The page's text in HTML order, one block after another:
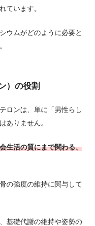
ています。
ウムがどのように必要と
）の役割
ロンは、単に「男性らし
ありません。
生活の質にまで関わる、
の強度の維持に関与して
基礎代謝の維持や姿勢の